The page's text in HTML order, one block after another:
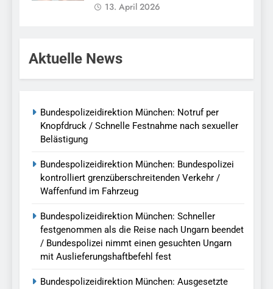
13. April 2026
Aktuelle News
Bundespolizeidirektion München: Notruf per
Knopfdruck / Schnelle Festnahme nach sexueller
Belästigung
Bundespolizeidirektion München: Bundespolizei
kontrolliert grenzüberschreitenden Verkehr /
Waffenfund im Fahrzeug
Bundespolizeidirektion München: Schneller
festgenommen als die Reise nach Ungarn beendet
/ Bundespolizei nimmt einen gesuchten Ungarn
mit Auslieferungshaftbefehl fest
Bundespolizeidirektion München: Ausgesetzte